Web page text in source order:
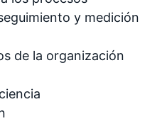
y medición
de la organización